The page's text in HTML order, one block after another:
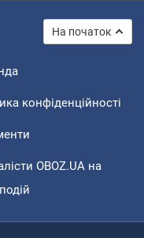
На початок
конфіденційності
OBOZ.UA на